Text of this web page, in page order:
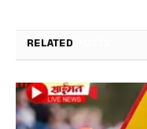
RELATED